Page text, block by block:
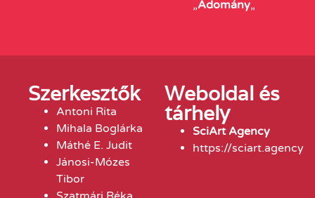
„Adomány„
Szerkesztők
Antoni Rita
Mihala Boglárka
Máthé E. Judit
Jánosi-Mózes
Tibor
Weboldal és
tárhely
SciArt Agency
https://sciart.agency